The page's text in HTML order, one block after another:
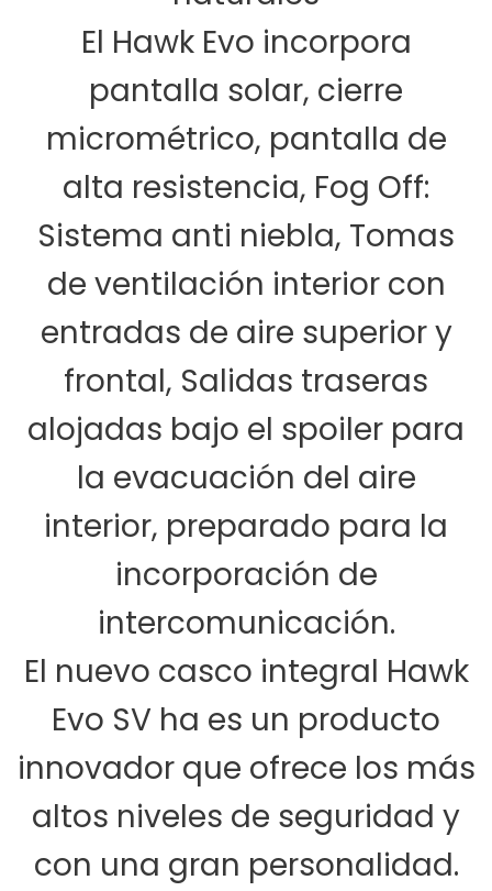
El Hawk Evo incorpora
pantalla solar, cierre
micrométrico, pantalla de
alta resistencia, Fog Off:
Sistema anti niebla, Tomas
de ventilación interior con
entradas de aire superior y
frontal, Salidas traseras
alojadas bajo el spoiler para
la evacuación del aire
interior, preparado para la
incorporación de
intercomunicación.
El nuevo casco integral Hawk
Evo SV ha es un producto
innovador que ofrece los más
altos niveles de seguridad y
con una gran personalidad.